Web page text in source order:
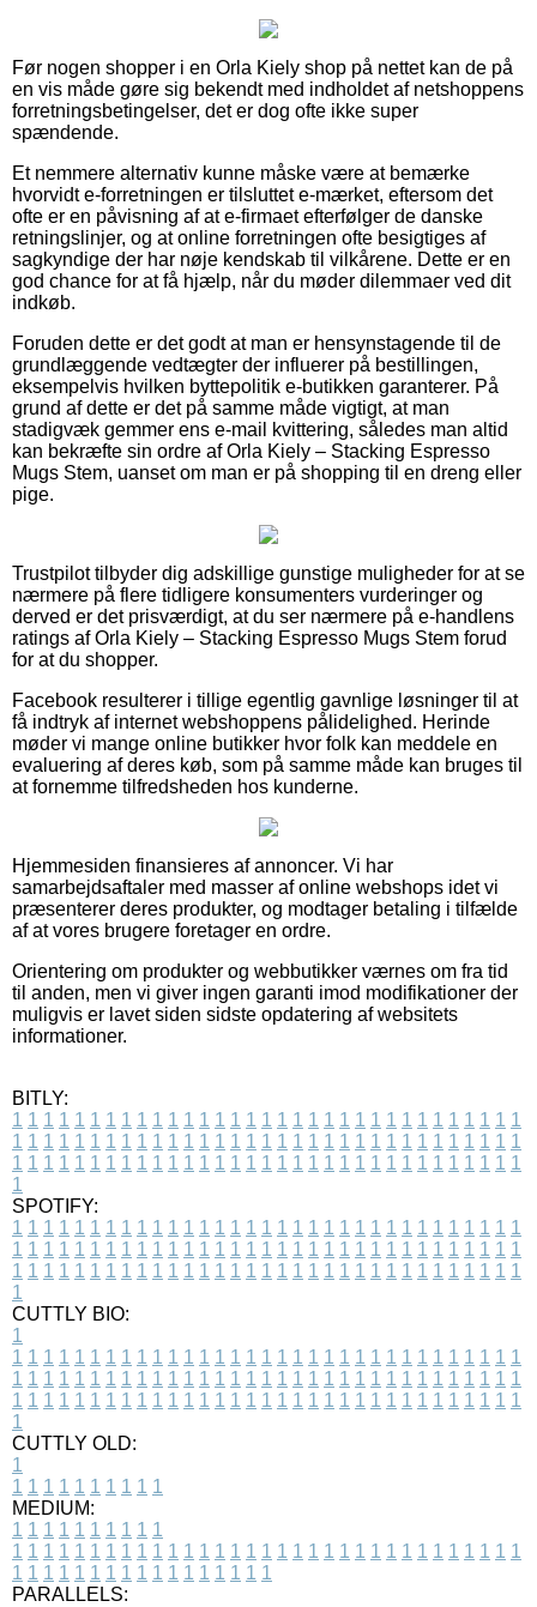
Før nogen shopper i en Orla Kiely shop på nettet kan de på
en vis måde gøre sig bekendt med indholdet af netshoppens
forretningsbetingelser, det er dog ofte ikke super
spændende.
Et nemmere alternativ kunne måske være at bemærke
hvorvidt e-forretningen er tilsluttet e-mærket, eftersom det
ofte er en påvisning af at e-firmaet efterfølger de danske
retningslinjer, og at online forretningen ofte besigtiges af
sagkyndige der har nøje kendskab til vilkårene. Dette er en
god chance for at få hjælp, når du møder dilemmaer ved dit
indkøb.
Foruden dette er det godt at man er hensynstagende til de
grundlæggende vedtægter der influerer på bestillingen,
eksempelvis hvilken byttepolitik e-butikken garanterer. På
grund af dette er det på samme måde vigtigt, at man
stadigvæk gemmer ens e-mail kvittering, således man altid
kan bekræfte sin ordre af Orla Kiely – Stacking Espresso
Mugs Stem, uanset om man er på shopping til en dreng eller
pige.
Trustpilot tilbyder dig adskillige gunstige muligheder for at se
nærmere på flere tidligere konsumenters vurderinger og
derved er det prisværdigt, at du ser nærmere på e-handlens
ratings af Orla Kiely – Stacking Espresso Mugs Stem forud
for at du shopper.
Facebook resulterer i tillige egentlig gavnlige løsninger til at
få indtryk af internet webshoppens pålidelighed. Herinde
møder vi mange online butikker hvor folk kan meddele en
evaluering af deres køb, som på samme måde kan bruges til
at fornemme tilfredsheden hos kunderne.
Hjemmesiden finansieres af annoncer. Vi har
samarbejdsaftaler med masser af online webshops idet vi
præsenterer deres produkter, og modtager betaling i tilfælde
af at vores brugere foretager en ordre.
Orientering om produkter og webbutikker værnes om fra tid
til anden, men vi giver ingen garanti imod modifikationer der
muligvis er lavet siden sidste opdatering af websitets
informationer.
BITLY:
1 1 1 1 1 1 1 1 1 1 1 1 1 1 1 1 1 1 1 1 1 1 1 1 1 1 1 1 1 1 1 1 1
1 1 1 1 1 1 1 1 1 1 1 1 1 1 1 1 1 1 1 1 1 1 1 1 1 1 1 1 1 1 1 1 1
1 1 1 1 1 1 1 1 1 1 1 1 1 1 1 1 1 1 1 1 1 1 1 1 1 1 1 1 1 1 1 1 1
1
SPOTIFY:
1 1 1 1 1 1 1 1 1 1 1 1 1 1 1 1 1 1 1 1 1 1 1 1 1 1 1 1 1 1 1 1 1
1 1 1 1 1 1 1 1 1 1 1 1 1 1 1 1 1 1 1 1 1 1 1 1 1 1 1 1 1 1 1 1 1
1 1 1 1 1 1 1 1 1 1 1 1 1 1 1 1 1 1 1 1 1 1 1 1 1 1 1 1 1 1 1 1 1
1
CUTTLY BIO:
1
1 1 1 1 1 1 1 1 1 1 1 1 1 1 1 1 1 1 1 1 1 1 1 1 1 1 1 1 1 1 1 1 1
1 1 1 1 1 1 1 1 1 1 1 1 1 1 1 1 1 1 1 1 1 1 1 1 1 1 1 1 1 1 1 1 1
1 1 1 1 1 1 1 1 1 1 1 1 1 1 1 1 1 1 1 1 1 1 1 1 1 1 1 1 1 1 1 1 1
1
CUTTLY OLD:
1
1 1 1 1 1 1 1 1 1 1
MEDIUM:
1 1 1 1 1 1 1 1 1 1
1 1 1 1 1 1 1 1 1 1 1 1 1 1 1 1 1 1 1 1 1 1 1 1 1 1 1 1 1 1 1 1 1
1 1 1 1 1 1 1 1 1 1 1 1 1 1 1 1 1
PARALLELS: